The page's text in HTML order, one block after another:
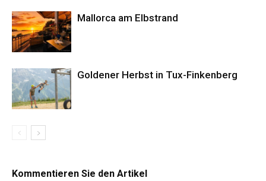
Mallorca am Elbstrand
Goldener Herbst in Tux-Finkenberg
Kommentieren Sie den Artikel